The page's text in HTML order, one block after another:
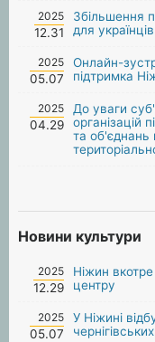
2025
12.31
Збільшення
для
2025
05.07
Онлайн-
підтримка
2025
04.29
До уваги
організацій
та об'єднань
Новини культури
2025
12.29
Ніжин
центру
2025
05.07
У Ніжині